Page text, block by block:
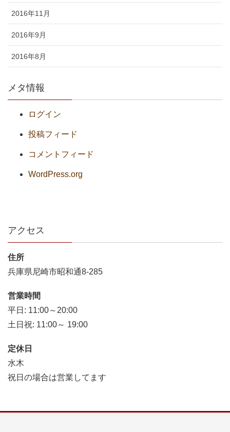
2016年11月
2016年9月
2016年8月
メタ情報
ログイン
投稿フィード
コメントフィード
WordPress.org
アクセス
住所
兵庫県尼崎市昭和通8-285
営業時間
平日: 11:00～20:00
土日祝: 11:00～ 19:00
定休日
水木
祝日の場合は営業してます